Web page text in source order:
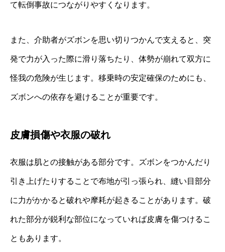
て転倒事故につながりやすくなります。
また、介助者がズボンを思い切りつかんで支えると、突
発で力が入った際に滑り落ちたり、体勢が崩れて双方に
怪我の危険が生じます。移乗時の安定確保のためにも、
ズボンへの依存を避けることが重要です。
皮膚損傷や衣服の破れ
衣服は肌との接触がある部分です。ズボンをつかんだり
引き上げたりすることで布地が引っ張られ、縫い目部分
に力がかかると破れや摩耗が起きることがあります。破
れた部分が鋭利な部位になっていれば皮膚を傷つけるこ
ともあります。